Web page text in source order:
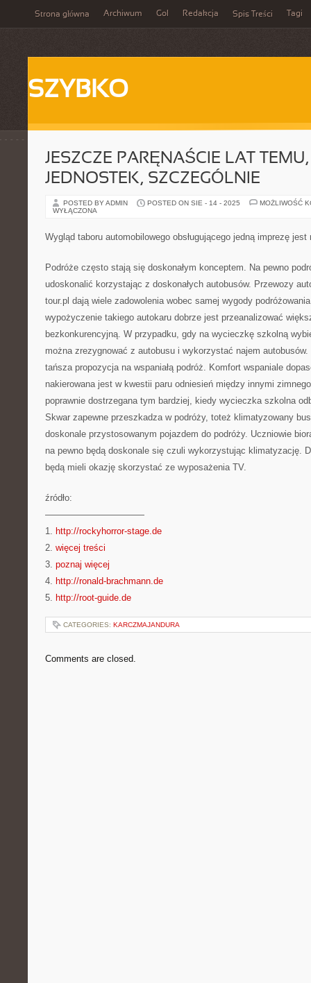
Strona główna Archiwum Gol Redakcja Spis Treści Tagi
SZYBKO
JESZCZE PARĘNAŚCIE LAT
JEDNOSTEK, SZCZEGÓLNIE
POSTED BY ADMIN POSTED ON SIE - 14 - 2025
MOŻLIWOŚĆ
WYŁĄCZONA
Wygląd taboru automobilowego obsługującego jedną imprezę jest
Podróże często stają się doskonałym konceptem. Na pewno
udoskonalić korzystając z doskonałych autobusów. Przewozy
tour.pl dają wiele zadowolenia wobec samej wygody
wypożyczenie takiego autokaru dobrze jest przeanalizować
bezkonkurencyjną. W przypadku, gdy na wycieczkę szkolną
można zrezygnować z autobusu i wykorzystać najem
tańsza propozycja na wspaniałą podróż. Komfort wspaniale
nakierowana jest w kwestii paru odniesień między innymi
poprawnie dostrzegana tym bardziej, kiedy wycieczka szkolna
Skwar zapewne przeszkadza w podróży, toteż klimatyzowany
doskonale przystosowanym pojazdem do podróży. Uczniowie
na pewno będą doskonale się czuli wykorzystując klimatyzację.
będą mieli okazję skorzystać ze wyposażenia TV.
źródło:
———————————
1. http://rockyhorror-stage.de
2. więcej treści
3. poznaj więcej
4. http://ronald-brachmann.de
5. http://root-guide.de
CATEGORIES: KARCZMAJANDURA
Comments are closed.